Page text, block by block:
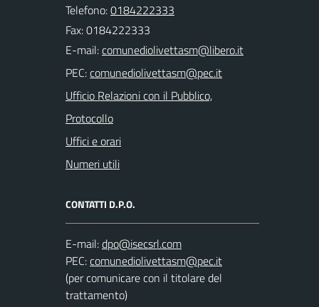
Telefono:0184222333
Fax: 0184222333
E-mail:
PEC:
Ufficio Relazioni con il Pubblico,
Protocollo
Uffici e orari
Numeri utili
CONTATTI D.P.O.
E-mail:
PEC:
(per comunicare con il titolare del
trattamento)